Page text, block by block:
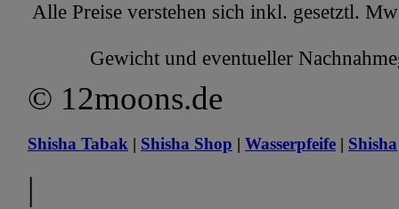
Alle Preise verstehen sich inkl. gesetztl.
Gewicht und eventueller
© 12moons.de
Shisha Tabak | Shisha Shop | Wasserpfeife | Shisha
|